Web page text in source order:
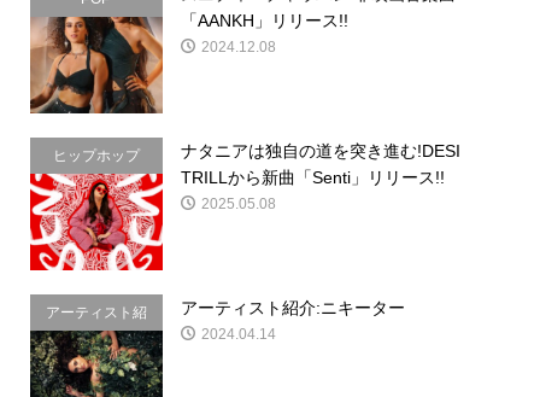
「AANKH」リリース!!
2024.12.08
ヒップホップ
ナタニアは独自の道を突き進む!DESI
TRILLから新曲「Senti」リリース!!
2025.05.08
アーティスト紹
介
アーティスト紹介:ニキーター
2024.04.14